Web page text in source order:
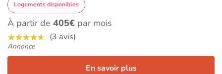
Logements disponibles
À partir de 405€ par mois
(3 avis)
Annonce
En savoir plus